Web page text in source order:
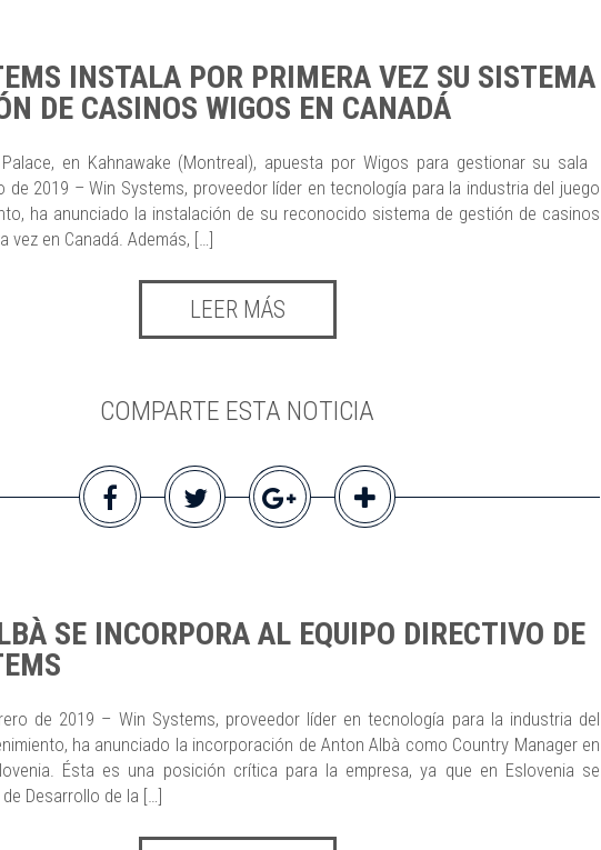
INSTALA POR PRIMERA VEZ SU SISTEMA
DE CASINOS WIGOS EN CANADÁ
en Kahnawake (Montreal), apuesta por Wigos para gestionar su sala
de 2019 – Win Systems, proveedor líder en tecnología para la industria del juego
ha anunciado la instalación de su reconocido sistema de gestión de casinos
vez en Canadá. Además, […]
LEER MÁS
COMPARTE ESTA NOTICIA
SE INCORPORA AL EQUIPO DIRECTIVO DE
de 2019 – Win Systems, proveedor líder en tecnología para la industria del
ha anunciado la incorporación de Anton Albà como Country Manager en
Ésta es una posición crítica para la empresa, ya que en Eslovenia se
Desarrollo de la […]